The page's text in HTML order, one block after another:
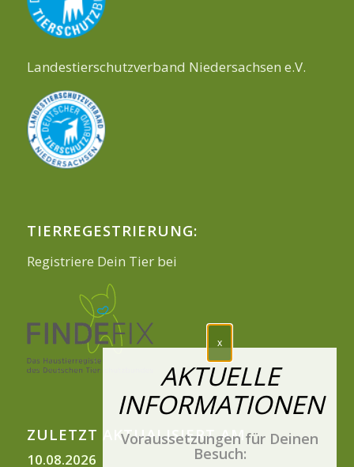
Landestierschutzverband Niedersachsen e.V.
TIERREGESTRIERUNG:
Registriere Dein Tier bei
ZULETZT AKTUALISIERT AM
10.08.2026
Voraussetzungen für Deinen
Besuch: